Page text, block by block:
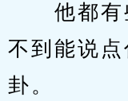
他都有
不到能说
卦。